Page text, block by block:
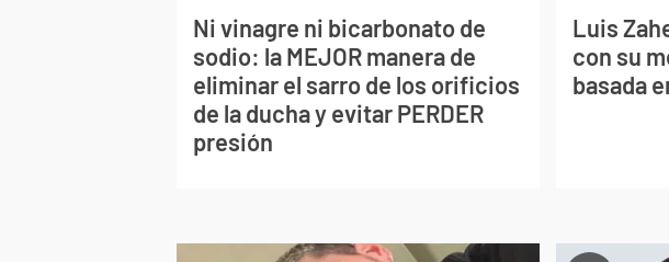
Ni vinagre ni bicarbonato de
sodio: la MEJOR manera de
eliminar el sarro de los orificios
de la ducha y evitar PERDER
presión
Luis
con su
basada